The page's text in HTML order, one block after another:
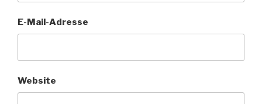
E-Mail-Adresse
Website